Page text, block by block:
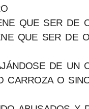
QUE SER DE
QUE SER DE
DE UN
CARROZA O